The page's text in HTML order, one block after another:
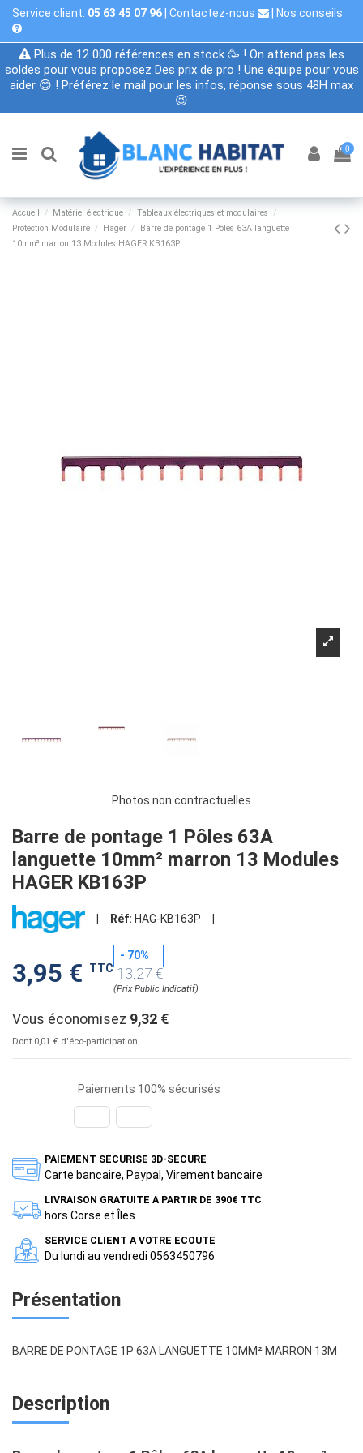
Service client: 05 63 45 07 96 Contactez-nous Nos conseils
Plus de 12 000 références en stock 🥳 ! On attend pas les
soldes pour vous proposez Des prix de pro ! Une équipe pour vous
aider 😊 ! Préférez le mail pour les infos, réponse sous 48H max
😉
0
Accueil Matériel électrique
Tableaux électriques et modulaires
Protection Modulaire
Hager
Barre de pontage 1 Pôles 63A languette
10mm² marron 13 Modules HAGER KB163P
Photos non contractuelles
Barre de pontage 1 Pôles 63A
languette 10mm² marron 13 Modules
HAGER KB163P
Réf: HAG-KB163P
3,95 € TTC
- 70%
13.27 €
(Prix Public Indicatif)
Vous économisez 9,32 €
Dont 0,01 € d'éco-participation
Paiements 100% sécurisés
PAIEMENT SECURISE 3D-SECURE
Carte bancaire, Paypal, Virement bancaire
LIVRAISON GRATUITE A PARTIR DE 390€ TTC
hors Corse et Îles
SERVICE CLIENT A VOTRE ECOUTE
Du lundi au vendredi 0563450796
Présentation
BARRE DE PONTAGE 1P 63A LANGUETTE 10MM² MARRON 13M
Description